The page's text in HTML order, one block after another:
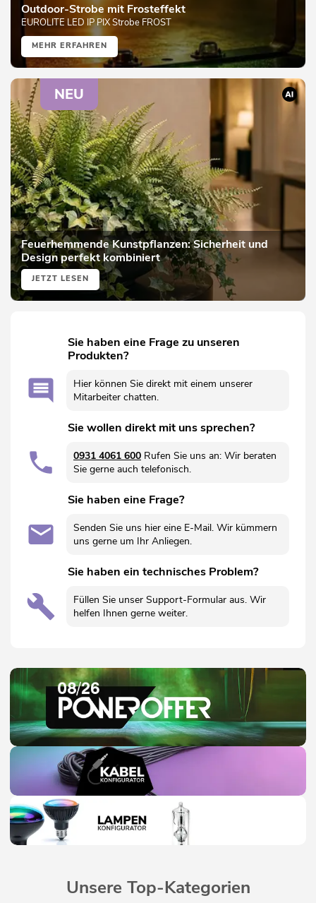
Outdoor-Strobe mit Frosteffekt
EUROLITE LED IP PIX Strobe FROST
MEHR ERFAHREN
NEU
Feuerhemmende Kunstpflanzen: Sicherheit und
Design perfekt kombiniert
JETZT LESEN
Sie haben eine Frage zu unseren
Produkten?
Hier können Sie direkt mit einem unserer
Mitarbeiter chatten.
Sie wollen direkt mit uns sprechen?
0931 4061 600 Rufen Sie uns an: Wir beraten
Sie gerne auch telefonisch.
Sie haben eine Frage?
Senden Sie uns hier eine E-Mail. Wir kümmern
uns gerne um Ihr Anliegen.
Sie haben ein technisches Problem?
Füllen Sie unser Support-Formular aus. Wir
helfen Ihnen gerne weiter.
Unsere Top-Kategorien